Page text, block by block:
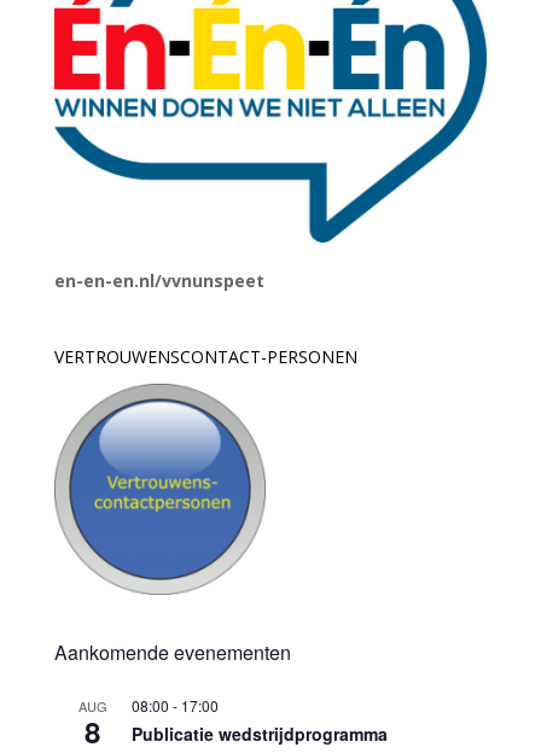
en-en-en.nl/vvnunspeet
VERTROUWENSCONTACT-PERSONEN
Aankomende evenementen
AUG
8
08:00 - 17:00
Publicatie wedstrijdprogramma